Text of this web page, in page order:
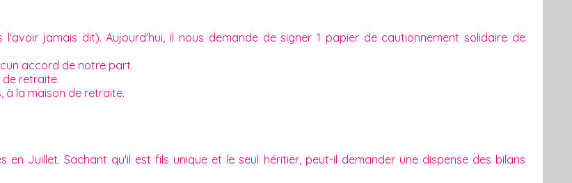
jamais dit). Aujourd'hui, il nous demande de signer 1 papier de cautionnement solidaire de
accord de notre part.
retraite.
à la maison de retraite.
Juillet. Sachant qu'il est fils unique et le seul héritier, peut-il demander une dispense des bilans